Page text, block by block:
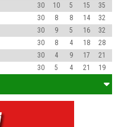
30 10 5 15
35
30 8 8 14
32
30 9 5 16
32
30 8 4 18
28
30 4 9 17
21
30 5 4 21 19